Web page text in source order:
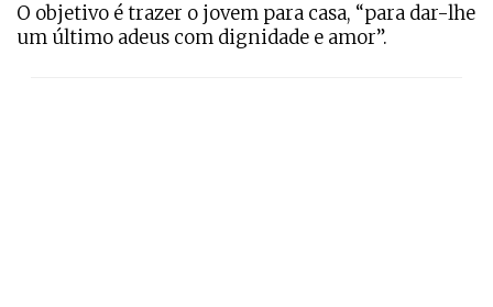
O objetivo é trazer o jovem para casa, “para dar-lhe
um último adeus com dignidade e amor”.